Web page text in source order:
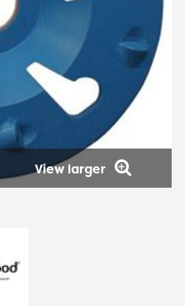
View larger